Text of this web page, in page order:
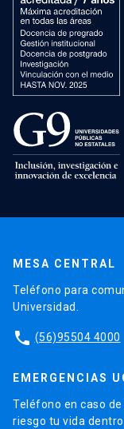
MESA CENTRAL
Teléfono para
Universidad.
phone (56)95504 4000
EMERGENCIAS
Teléfono en caso
riesgo tu vida